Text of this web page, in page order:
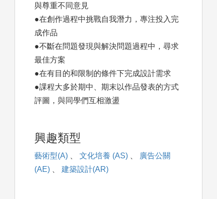
與尊重不同意見
●在創作過程中挑戰自我潛力，專注投入完
成作品
●不斷在問題發現與解決問題過程中，尋求
最佳方案
●在有目的和限制的條件下完成設計需求
●課程大多於期中、期末以作品發表的方式
評圖，與同學們互相激盪
興趣類型
藝術型(A) 、 文化培養 (AS) 、
廣告公關
(AE) 、 建築設計(AR)